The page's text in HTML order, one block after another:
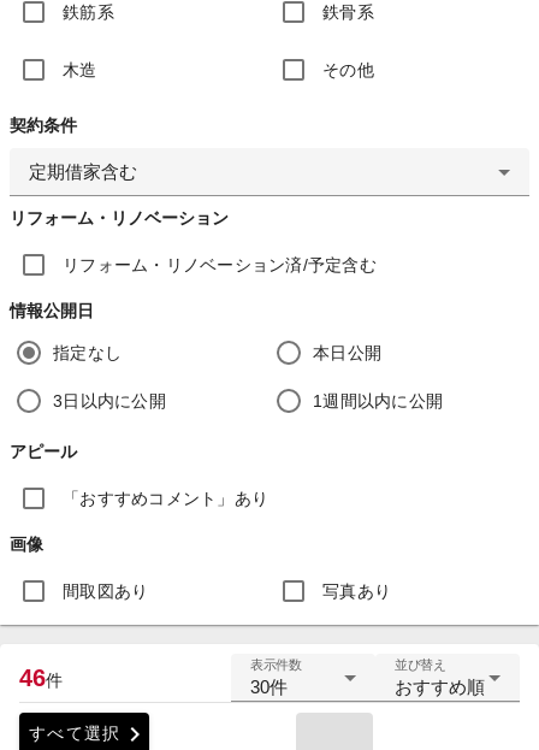
鉄筋系 鉄骨系
木造 その他
契約条件
定期借家含む
リフォーム・リノベーション
リフォーム・リノベーション済/予定含む
情報公開日
指定なし 本日公開
3日以内に公開 1週間以内に公開
アピール
「おすすめコメント」あり
画像
間取図あり 写真あり
46件
表示件数
30件
並び替え
おすすめ順
すべて選択 chevron_right